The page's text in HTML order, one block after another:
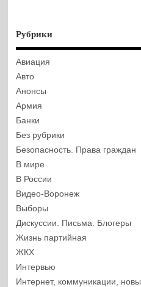
Рубрики
Авиация
Авто
Анонсы
Армия
Банки
Без рубрики
Безопасность. Права граждан
В мире
В России
Видео-Воронеж
Выборы
Дискуссии. Письма. Блогеры
Жизнь партийная
ЖКХ
Интервью
Интернет, коммуникации,